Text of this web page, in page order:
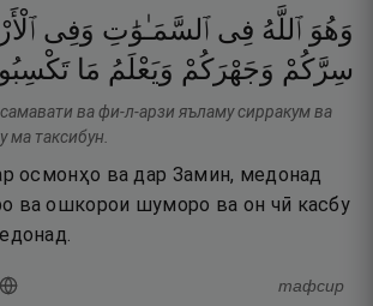
وَهُوَ ٱللَّهُ فِى ٱلسَّمَـٰوَٰتِ وَفِى
سِرَّكُمْ وَجَهْرَكُمْ وَيَعْلَمُ مَا
ва фи-л-арзи яъламу сирракум ва
ма таксибун.
осмонҳо ва дар Замин, медонад
ва ошкорои шуморо ва он чӣ касбу
тафсир